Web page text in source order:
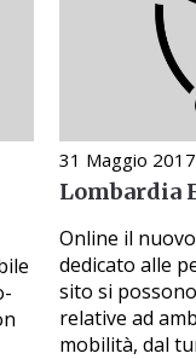
31 Maggio 2017
Lombardia
Online il
dedicato alle
sito si
relative ad
mobilità, dal